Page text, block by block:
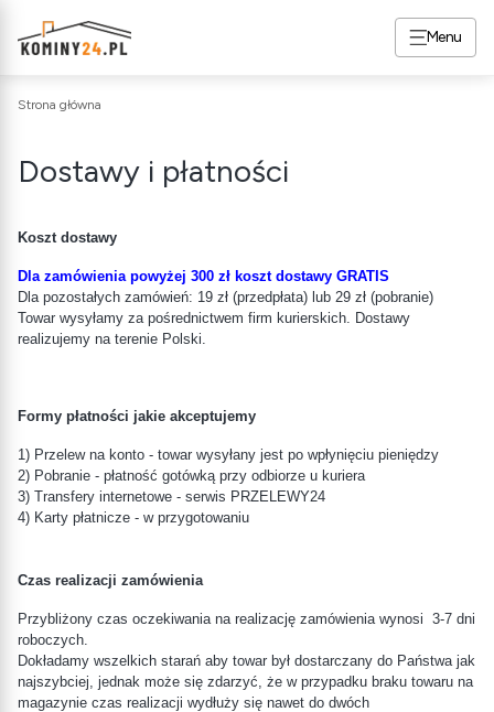
Menu
Strona główna
Dostawy i płatności
Koszt dostawy
Dla zamówienia powyżej 300 zł koszt dostawy GRATIS
Dla pozostałych zamówień: 19 zł (przedpłata) lub 29 zł (pobranie)
Towar wysyłamy za pośrednictwem firm kurierskich. Dostawy
realizujemy na terenie Polski.
Formy płatności jakie akceptujemy
1) Przelew na konto - towar wysyłany jest po wpłynięciu pieniędzy
2) Pobranie - płatność gotówką przy odbiorze u kuriera
3) Transfery internetowe - serwis PRZELEWY24
4) Karty płatnicze - w przygotowaniu
Czas realizacji zamówienia
Przybliżony czas oczekiwania na realizację zamówienia wynosi 3-7 dni
roboczych.
Dokładamy wszelkich starań aby towar był dostarczany do Państwa jak
najszybciej, jednak może się zdarzyć, że w przypadku braku towaru na
magazynie czas realizacji wydłuży się nawet do dwóch